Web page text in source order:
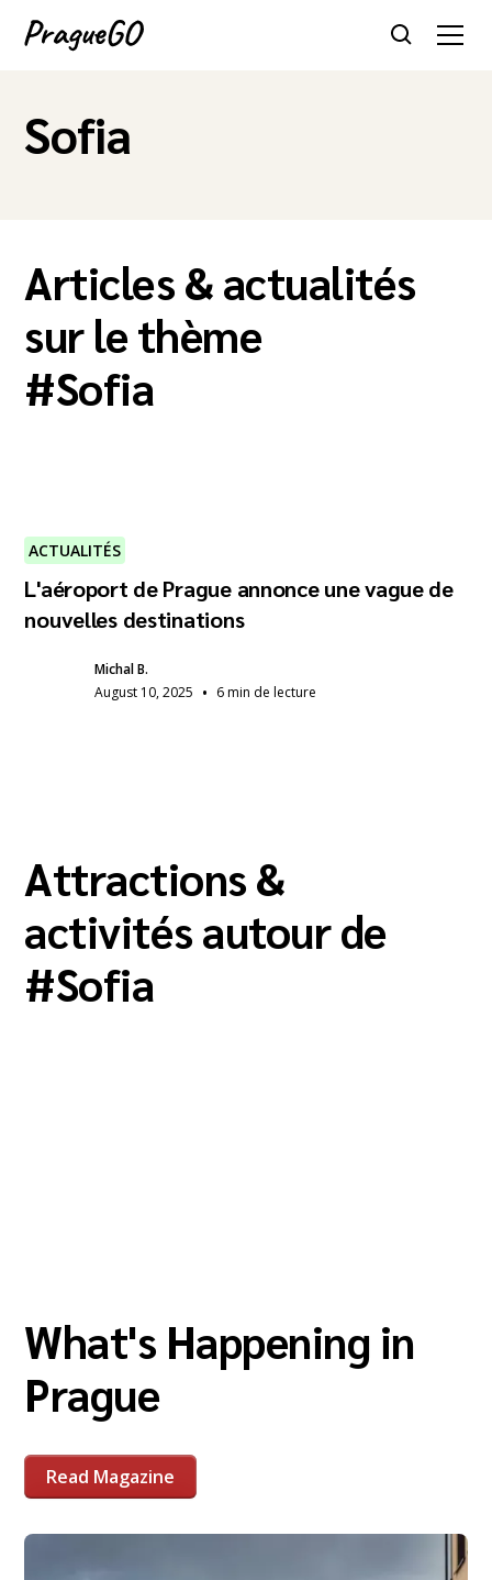
Sofia
Articles & actualités
sur le thème
#Sofia
ACTUALITÉS
L'aéroport de Prague annonce une vague de
nouvelles destinations
Michal B.
August 10, 2025 • 6 min de lecture
Attractions &
activités autour de
#Sofia
What's Happening in
Prague
Read Magazine